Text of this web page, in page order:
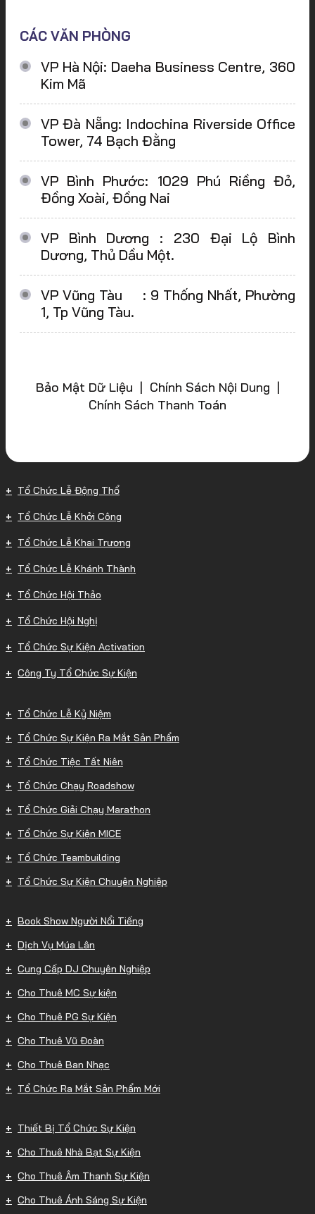
CÁC VĂN PHÒNG
VP Hà Nội: Daeha Business Centre, 360
Kim Mã
VP Đà Nẵng: Indochina Riverside Office
Tower, 74 Bạch Đằng
VP Bình Phước: 1029 Phú Riềng Đỏ,
Đồng Xoài, Đồng Nai
VP Bình Dương : 230 Đại Lộ Bình
Dương, Thủ Dầu Một.
VP Vũng Tàu : 9 Thống Nhất, Phường
1, Tp Vũng Tàu.
Bảo Mật Dữ Liệu | Chính Sách Nội Dung |
Chính Sách Thanh Toán
Tổ Chức Lễ Động Thổ
Tổ Chức Lễ Khởi Công
Tổ Chức Lễ Khai Trương
Tổ Chức Lễ Khánh Thành
Tổ Chức Hội Thảo
Tổ Chức Hội Nghị
Tổ Chức Sự Kiện Activation
Công Ty Tổ Chức Sự Kiện
Tổ Chức Lễ Kỷ Niệm
Tổ Chức Sự Kiện Ra Mắt Sản Phẩm
Tổ Chức Tiệc Tất Niên
Tổ Chức Chạy Roadshow
Tổ Chức Giải Chạy Marathon
Tổ Chức Sự Kiện MICE
Tổ Chức Teambuilding
Tổ Chức Sự Kiện Chuyên Nghiệp
Book Show Người Nổi Tiếng
Dịch Vụ Múa Lân
Cung Cấp DJ Chuyên Nghiệp
Cho Thuê MC Sự kiện
Cho Thuê PG Sự Kiện
Cho Thuê Vũ Đoàn
Cho Thuê Ban Nhạc
Tổ Chức Ra Mắt Sản Phẩm Mới
Thiết Bị Tổ Chức Sự Kiện
Cho Thuê Nhà Bạt Sự Kiện
Cho Thuê Âm Thanh Sự Kiện
Cho Thuê Ánh Sáng Sự Kiện